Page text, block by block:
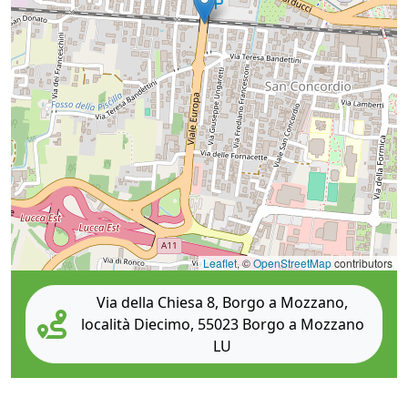
Leaflet, ©OpenStreetMapcontributors
Via della Chiesa 8, Borgo a Mozzano,
località Diecimo, 55023 Borgo a Mozzano
LU